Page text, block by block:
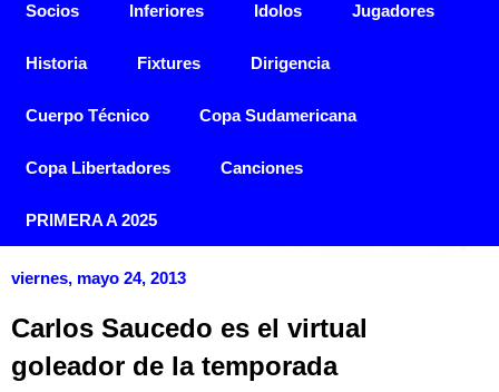
Socios Inferiores Idolos Jugadores
Historia Fixtures Dirigencia
Cuerpo Técnico Copa Sudamericana
Copa Libertadores Canciones
PRIMERA A 2025
viernes, mayo 24, 2013
Carlos Saucedo es el virtual
goleador de la temporada